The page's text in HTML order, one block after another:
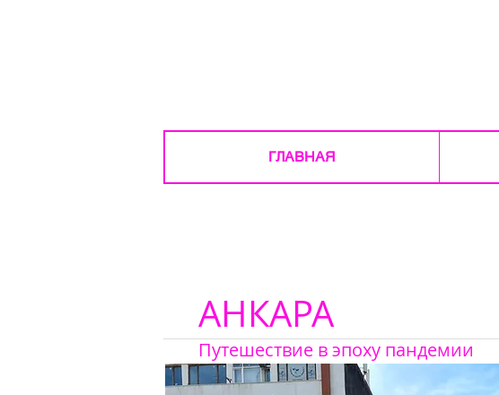
ГЛАВНАЯ
АНКАРА
Путешествие в эпоху пандемии